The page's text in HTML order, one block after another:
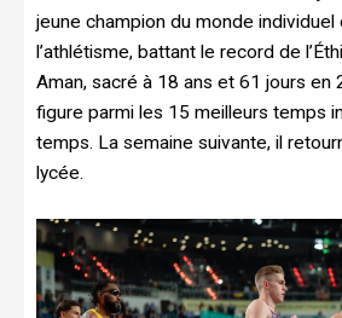
jeune champion du monde individuel
l’athlétisme, battant le record de
Aman, sacré à 18 ans et 61 jours en
figure parmi les 15 meilleurs temps
temps. La semaine suivante, il
lycée.